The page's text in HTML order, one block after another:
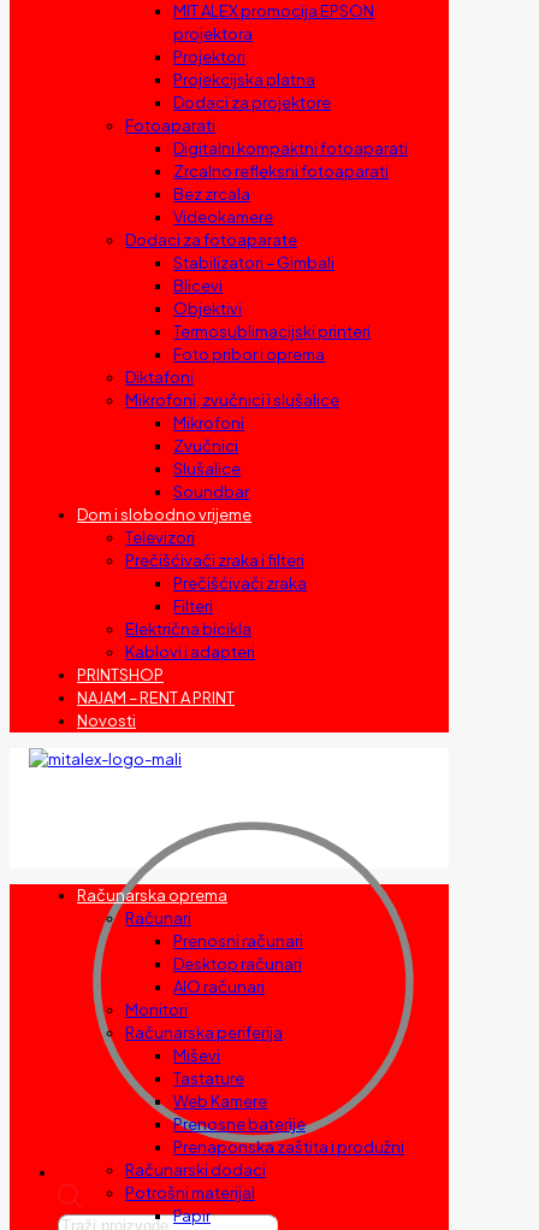
MIT ALEX promocija EPSON
projektora
Projektori
Projekcijska platna
Dodaci za projektore
Fotoaparati
Digitalni kompaktni fotoaparati
Zrcalno refleksni fotoaparati
Bez zrcala
Videokamere
Dodaci za fotoaparate
Stabilizatori – Gimbali
Blicevi
Objektivi
Termosublimacijski printeri
Foto pribor i oprema
Diktafoni
Mikrofoni, zvučnici i slušalice
Mikrofoni
Zvučnici
Slušalice
Soundbar
Dom i slobodno vrijeme
Televizori
Prečišćivači zraka i filteri
Prečišćivači zraka
Filteri
Električna bicikla
Kablovi i adapteri
PRINTSHOP
NAJAM – RENT A PRINT
Novosti
Products
Računarska oprema
Računari
Prenosni računari
Desktop računari
AIO računari
Monitori
Računarska periferija
Miševi
Tastature
Web Kamere
Prenosne baterije
Prenaponska zaštita i produžni
Računarski dodaci
Potrošni materijal
Papir